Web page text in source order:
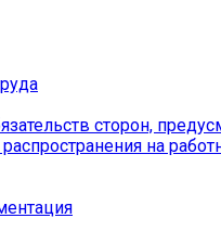
сторон,
на